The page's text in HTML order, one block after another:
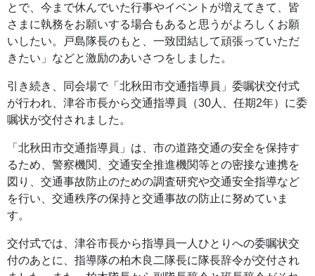
とで、今まで休んでいた行事やイベントが増えてきて、皆
さまに執務をお願いする場合もあると思うがよろしくお願
いしたい。戸島隊長のもと、一致団結して頑張っていただ
きたい」などと激励のあいさつをしました。
引き続き、同会場で「北秋田市交通指導員」委嘱状交付式
が行われ、津谷市長から交通指導員（30人、任期2年）に委
嘱状が交付されました。
「北秋田市交通指導員」は、市の道路交通の安全を保持す
るため、警察機関、交通安全推進機関等との密接な連携を
図り、交通事故防止のための調査研究や交通安全指導など
を行い、交通秩序の保持と交通事故の防止に努めていま
す。
交付式では、津谷市長から指導員一人ひとりへの委嘱状交
付のあとに、指導隊の柏木良二隊長に隊長辞令が交付され